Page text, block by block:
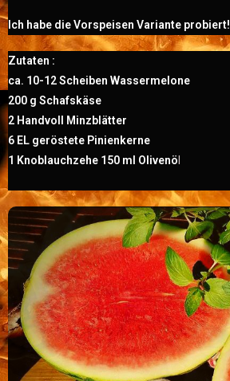
Ich habe die Vorspeisen Variante probiert!
Zutaten :
ca. 10-12 Scheiben Wassermelone
200 g Schafskäse
2 Handvoll Minzblätter
6 EL geröstete Pinienkerne
1 Knoblauchzehe 150 ml Olivenö